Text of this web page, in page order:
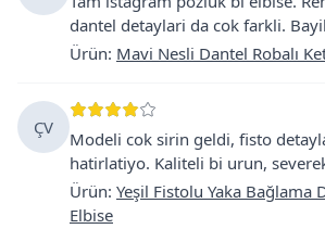
dantel detaylari da cok farkli.
Ürün: Mavi Nesli Dantel Robalı
ÇV
Modeli cok sirin geldi, fisto
hatirlatiyo. Kaliteli bi urun,
Ürün: Yeşil Fistolu Yaka Bağlama
Elbise